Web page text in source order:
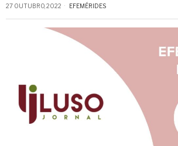
27 OUTUBRO, 2022 EFEMÉRIDES